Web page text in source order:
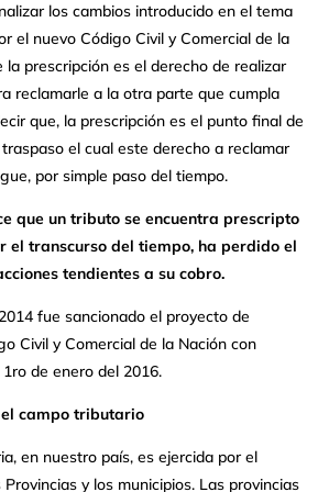
los cambios introducido en el tema
el nuevo Código Civil y Comercial de la
la prescripción es el derecho de realizar
reclamarle a la otra parte que cumpla
que, la prescripción es el punto final de
el cual este derecho a reclamar
por simple paso del tiempo.
que un tributo se encuentra prescripto
el transcurso del tiempo, ha perdido el
tendientes a su cobro.
fue sancionado el proyecto de
Civil y Comercial de la Nación con
de enero del 2016.
campo tributario
en nuestro país, es ejercida por el
Provincias y los municipios. Las provincias